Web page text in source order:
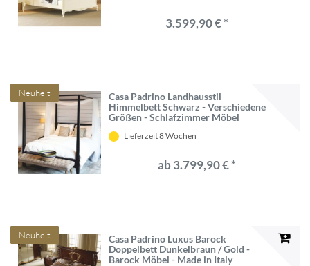
3.599,90 € *
Neuheit
Casa Padrino Landhausstil
Himmelbett Schwarz - Verschiedene
Größen - Schlafzimmer Möbel
Lieferzeit 8 Wochen
ab 3.799,90 € *
Neuheit
Casa Padrino Luxus Barock
Doppelbett Dunkelbraun / Gold -
Barock Möbel - Made in Italy